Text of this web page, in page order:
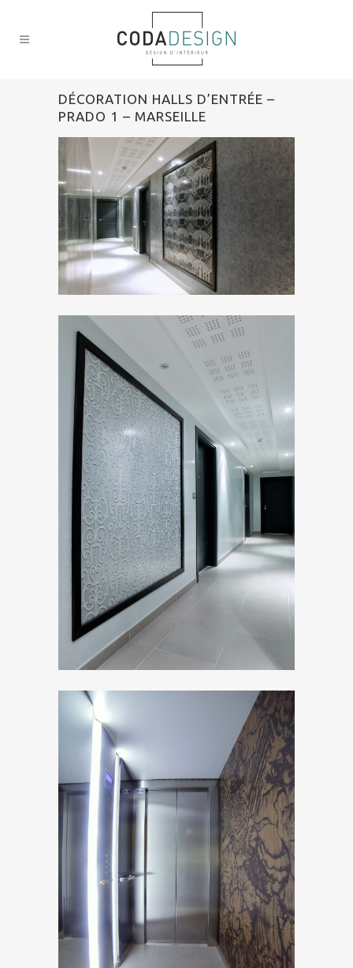
DÉCORATION HALLS D’ENTRÉE –
PRADO 1 – MARSEILLE